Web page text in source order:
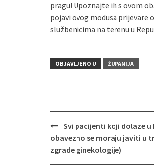
pragu! Upoznajte ih s ovom
pojavi ovog modusa prijevare
službenicima na terenu u
OBJAVLJENO U ŽUPANIJA
Navigacija
objava
Svi pacijenti koji dolaze u
obavezno se moraju javiti u
zgrade ginekologije)